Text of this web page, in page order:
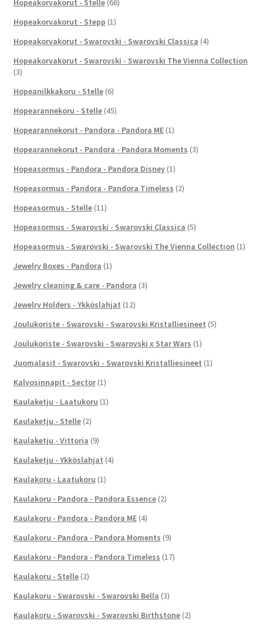
Hopeakorvakorut - Stelle (66)
Hopeakorvakorut - Stepp (1)
Hopeakorvakorut - Swarovski - Swarovski Classica (4)
Hopeakorvakorut - Swarovski - Swarovski The Vienna Collection
(3)
Hopeanilkkakoru - Stelle (6)
Hopearannekoru - Stelle (45)
Hopearannekorut - Pandora - Pandora ME (1)
Hopearannekorut - Pandora - Pandora Moments (3)
Hopeasormus - Pandora - Pandora Disney (1)
Hopeasormus - Pandora - Pandora Timeless (2)
Hopeasormus - Stelle (11)
Hopeasormus - Swarovski - Swarovski Classica (5)
Hopeasormus - Swarovski - Swarovski The Vienna Collection (1)
Jewelry Boxes - Pandora (1)
Jewelry cleaning & care - Pandora (3)
Jewelry Holders - Ykköslahjat (12)
Joulukoriste - Swarovski - Swarovski Kristalliesineet (5)
Joulukoriste - Swarovski - Swarovski x Star Wars (1)
Juomalasit - Swarovski - Swarovski Kristalliesineet (1)
Kalvosinnapit - Sector (1)
Kaulaketju - Laatukoru (1)
Kaulaketju - Stelle (2)
Kaulaketju - Vittoria (9)
Kaulaketju - Ykköslahjat (4)
Kaulakoru - Laatukoru (1)
Kaulakoru - Pandora - Pandora Essence (2)
Kaulakoru - Pandora - Pandora ME (4)
Kaulakoru - Pandora - Pandora Moments (9)
Kaulakoru - Pandora - Pandora Timeless (17)
Kaulakoru - Stelle (2)
Kaulakoru - Swarovski - Swarovski Bella (3)
Kaulakoru - Swarovski - Swarovski Birthstone (2)